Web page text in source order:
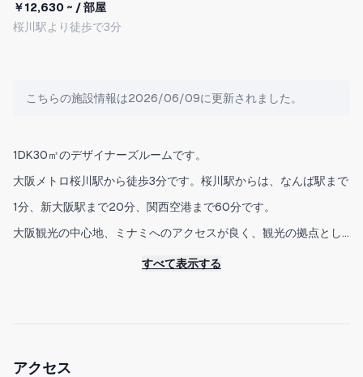
￥12,630 ~ / 部屋
桜川駅より徒歩で3分
こちらの施設情報は2026/06/09に更新されました。
1DK30㎡のデザイナーズルームです。
大阪メトロ桜川駅から徒歩3分です。桜川駅からは、なんば駅まで
1分、新大阪駅まで20分、関西空港まで60分です。
大阪観光の中心地、ミナミへのアクセスが良く、観光の拠点とし
◆特徴
すべて表示する
アクセス